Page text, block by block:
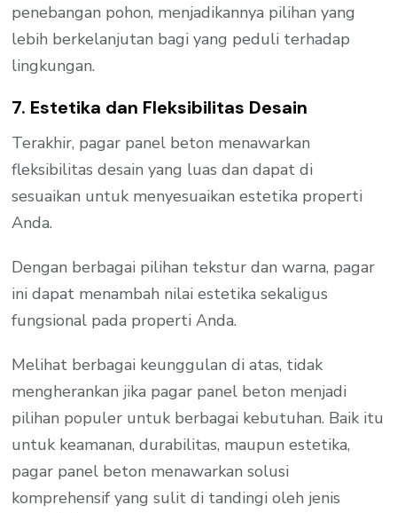
penebangan pohon, menjadikannya pilihan yang
lebih berkelanjutan bagi yang peduli terhadap
lingkungan.
7. Estetika dan Fleksibilitas Desain
Terakhir, pagar panel beton menawarkan
fleksibilitas desain yang luas dan dapat di
sesuaikan untuk menyesuaikan estetika properti
Anda.
Dengan berbagai pilihan tekstur dan warna, pagar
ini dapat menambah nilai estetika sekaligus
fungsional pada properti Anda.
Melihat berbagai keunggulan di atas, tidak
mengherankan jika pagar panel beton menjadi
pilihan populer untuk berbagai kebutuhan. Baik itu
untuk keamanan, durabilitas, maupun estetika,
pagar panel beton menawarkan solusi
komprehensif yang sulit di tandingi oleh jenis